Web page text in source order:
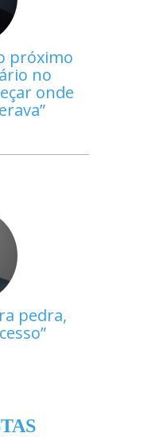
próximo
no
onde
pedra,